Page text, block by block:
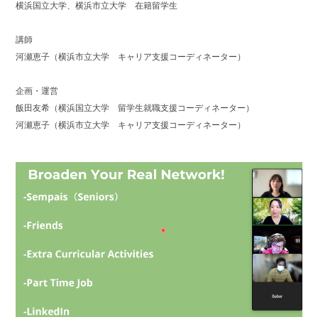
横浜国立大学、横浜市立大学 在籍留学生
講師
河瀬恵子（横浜市立大学 キャリア支援コーディネーター）
企画・運営
飯田友希（横浜国立大学 留学生就職支援コーディネーター）
河瀬恵子（横浜市立大学 キャリア支援コーディネーター）